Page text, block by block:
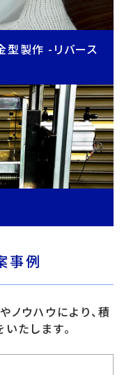
型製作 -リバース
事例
ウハウにより、積
たします。